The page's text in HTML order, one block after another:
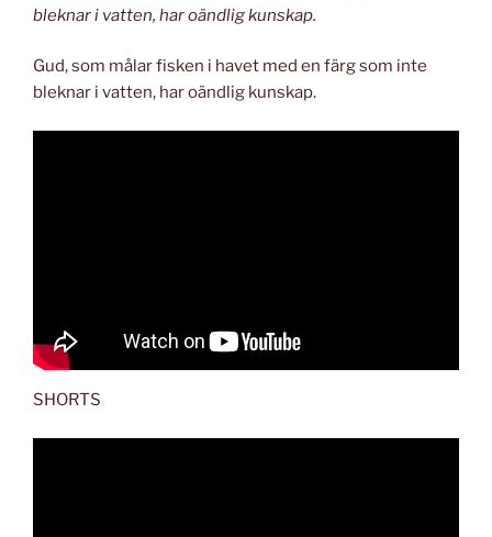
bleknar i vatten, har oändlig kunskap.
Gud, som målar fisken i havet med en färg som inte
bleknar i vatten, har oändlig kunskap.
SHORTS